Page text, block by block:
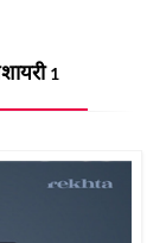
1